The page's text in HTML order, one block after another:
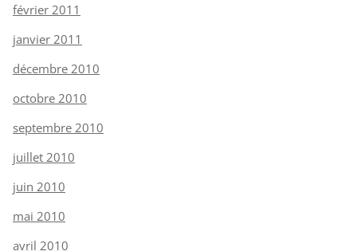
février 2011
janvier 2011
décembre 2010
octobre 2010
septembre 2010
juillet 2010
juin 2010
mai 2010
avril 2010